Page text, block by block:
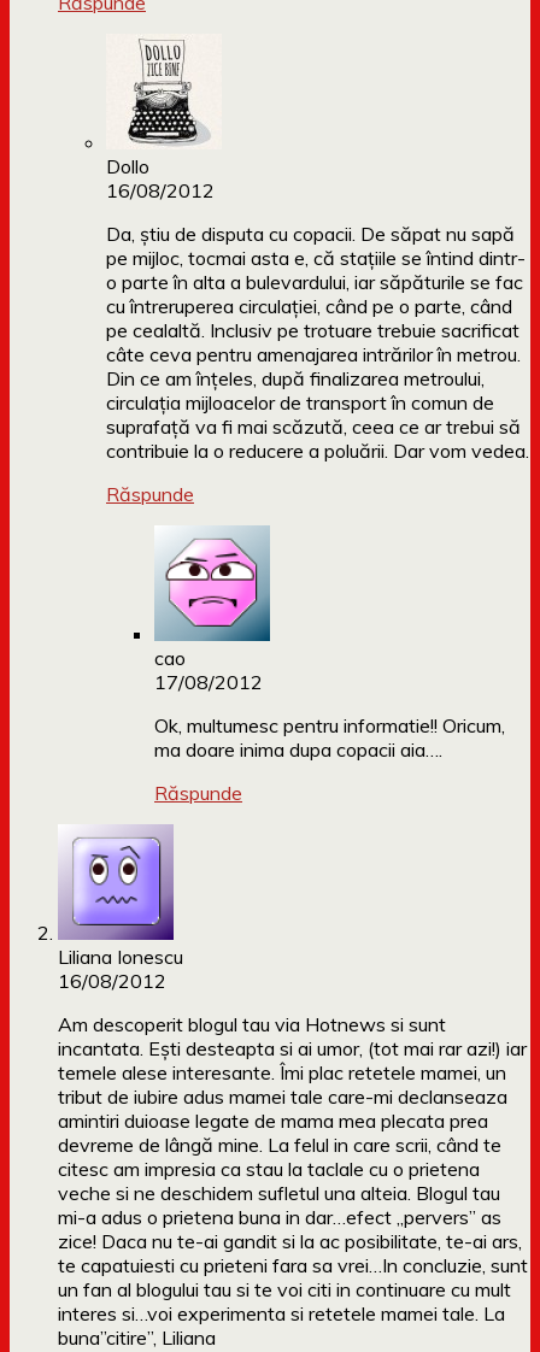
Dollo
16/08/2012
Da, știu de disputa cu copacii. De săpat nu sapă
pe mijloc, tocmai asta e, că stațiile se întind dintr-
o parte în alta a bulevardului, iar săpăturile se fac
cu întreruperea circulației, când pe o parte, când
pe cealaltă. Inclusiv pe trotuare trebuie sacrificat
câte ceva pentru amenajarea intrărilor în metrou.
Din ce am înțeles, după finalizarea metroului,
circulația mijloacelor de transport în comun de
suprafață va fi mai scăzută, ceea ce ar trebui să
contribuie la o reducere a poluării. Dar vom vedea.
Răspunde
cao
17/08/2012
Ok, multumesc pentru informatie!! Oricum,
ma doare inima dupa copacii aia….
Răspunde
Liliana Ionescu
16/08/2012
Am descoperit blogul tau via Hotnews si sunt
incantata. Ești desteapta si ai umor, (tot mai rar azi!) iar
temele alese interesante. Îmi plac retetele mamei, un
tribut de iubire adus mamei tale care-mi declanseaza
amintiri duioase legate de mama mea plecata prea
devreme de lângă mine. La felul in care scrii, când te
citesc am impresia ca stau la taclale cu o prietena
veche si ne deschidem sufletul una alteia. Blogul tau
mi-a adus o prietena buna in dar…efect „pervers” as
zice! Daca nu te-ai gandit si la ac posibilitate, te-ai ars,
te capatuiesti cu prieteni fara sa vrei…In concluzie, sunt
un fan al blogului tau si te voi citi in continuare cu mult
interes si…voi experimenta si retetele mamei tale. La
buna”citire”, Liliana